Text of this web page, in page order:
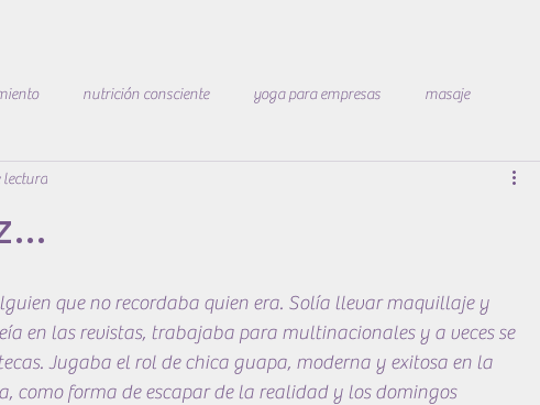
nutrición consciente yoga para empresas masaje
lectura
que no recordaba quien era. Solía llevar maquillaje y
en las revistas, trabajaba para multinacionales y a veces se
Jugaba el rol de chica guapa, moderna y exitosa en la
como forma de escapar de la realidad y los domingos